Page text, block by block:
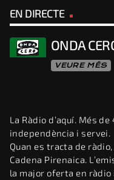
EN DIRECTE
ONDA
VEURE MÉS
La Ràdio d’aquí. Més
independència i servei.
Quan es tracta de
Cadena Pirenaica.
la major oferta en